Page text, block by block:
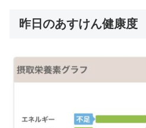
昨日のあすけん健康度